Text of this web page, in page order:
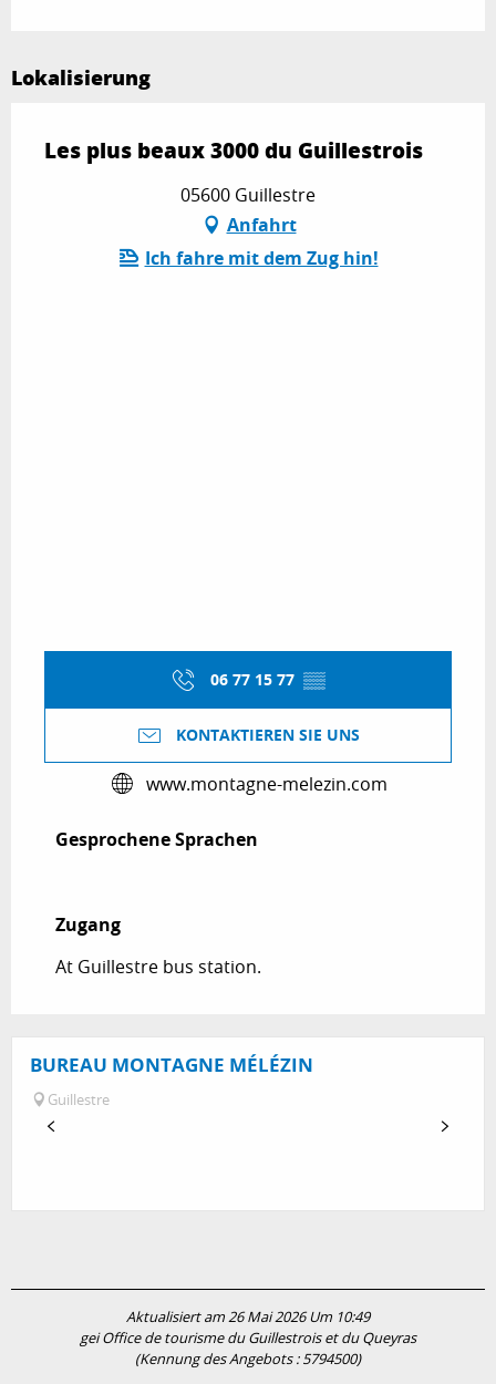
Lokalisierung
Les plus beaux 3000 du Guillestrois
05600 Guillestre
Anfahrt
Ich fahre mit dem Zug hin!
06 77 15 77 ▒▒
KONTAKTIEREN SIE UNS
www.montagne-melezin.com
Gesprochene Sprachen
Gesprochene Sprachen
Zugang
Zugang
At Guillestre bus station.
BUREAU MONTAGNE MÉLÉZIN
Guillestre
Aktualisiert am 26 Mai 2026 Um 10:49
gei Office de tourisme du Guillestrois et du Queyras
(Kennung des Angebots :5794500)